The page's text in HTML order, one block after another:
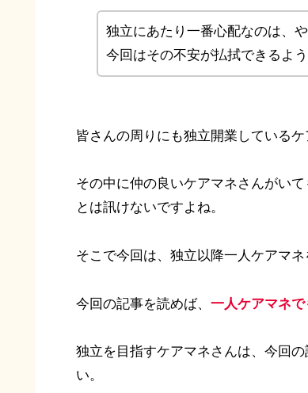
独立にあたり一番心配なのは、や
今回はその不安が払拭できるよ
皆さんの周りにも独立開業している
その中に仲の良いケアマネさんがいて
とは訊けないですよね。
そこで今回は、独立以降一人ケアマ
今回の記事を読めば、 一人ケアマネ
独立を目指すケアマネさんは、今回
い。